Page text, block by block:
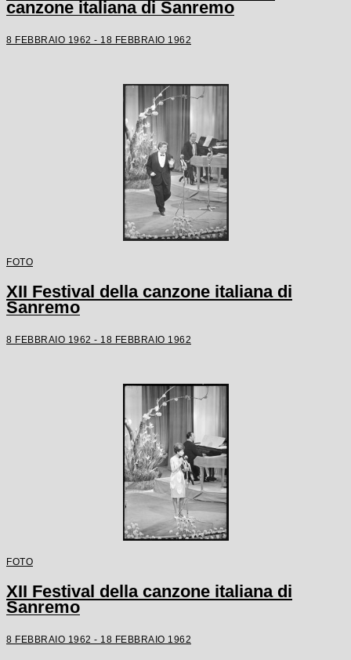
canzone italiana di Sanremo
8 FEBBRAIO 1962 - 18 FEBBRAIO 1962
FOTO
XII Festival della canzone italiana di
Sanremo
8 FEBBRAIO 1962 - 18 FEBBRAIO 1962
FOTO
XII Festival della canzone italiana di
Sanremo
8 FEBBRAIO 1962 - 18 FEBBRAIO 1962